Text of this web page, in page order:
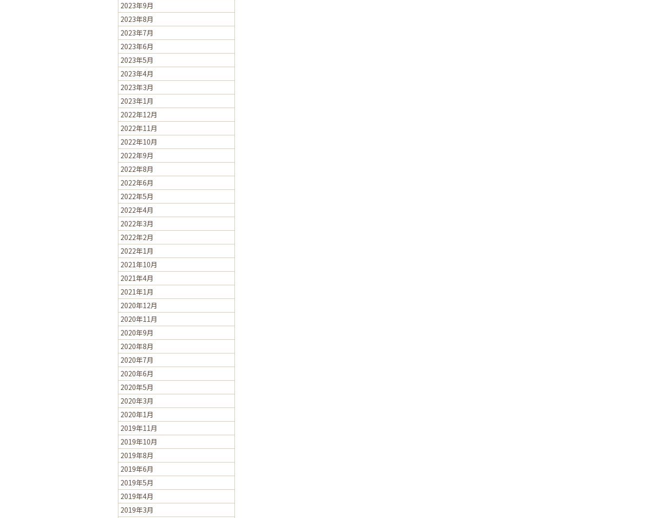
2023年9月
2023年8月
2023年7月
2023年6月
2023年5月
2023年4月
2023年3月
2023年1月
2022年12月
2022年11月
2022年10月
2022年9月
2022年8月
2022年6月
2022年5月
2022年4月
2022年3月
2022年2月
2022年1月
2021年10月
2021年4月
2021年1月
2020年12月
2020年11月
2020年9月
2020年8月
2020年7月
2020年6月
2020年5月
2020年3月
2020年1月
2019年11月
2019年10月
2019年8月
2019年6月
2019年5月
2019年4月
2019年3月